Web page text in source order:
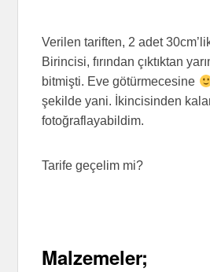
Verilen tariften, 2 adet
Birincisi, fırından çıktıktan
bitmişti. Eve götürmecesine
şekilde yani. İkincisinden
fotoğraflayabildim.
Tarife geçelim mi?
Malzemeler;